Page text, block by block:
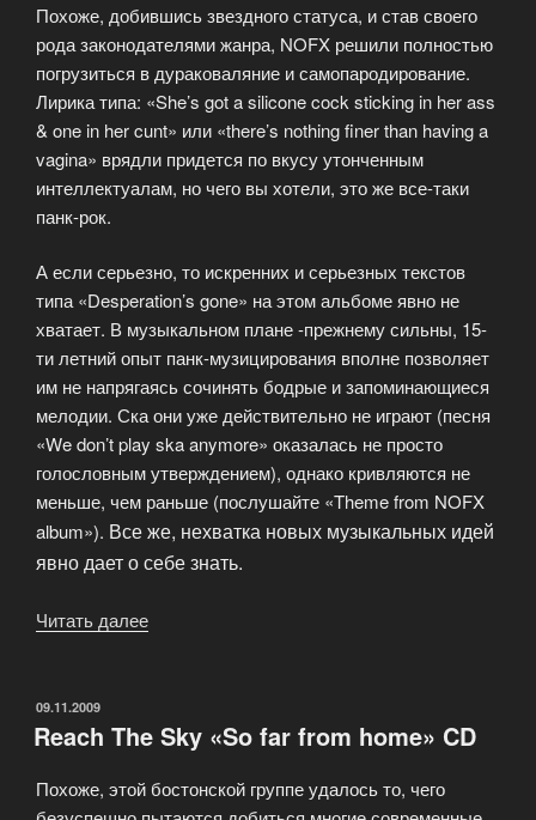
Похоже, добившись звездного статуса, и став своего
рода законодателями жанра, NOFX решили полностью
погрузиться в дураковаляние и самопародирование.
Лирика типа: «She’s got a silicone cock sticking in her ass
& one in her cunt» или «there’s nothing finer than having a
vagina» врядли придется по вкусу утонченным
интеллектуалам, но чего вы хотели, это же все-таки
панк-рок.
А если серьезно, то искренних и серьезных текстов
типа «Desperation’s gone» на этом альбоме явно не
хватает. В музыкальном плане -прежнему сильны, 15-
ти летний опыт панк-музицирования вполне позволяет
им не напрягаясь сочинять бодрые и запоминающиеся
мелодии. Ска они уже действительно не играют (песня
«We don’t play ska anymore» оказалась не просто
голословным утверждением), однако кривляются не
меньше, чем раньше (послушайте «Theme from NOFX
album»). Все же, нехватка новых музыкальных идей
явно дает о себе знать.
Читать далее
Valuum»
ОПУБЛИКОВАНО
09.11.2009
Reach The Sky «So far from home» CD
Похоже, этой бостонской группе удалось то, чего